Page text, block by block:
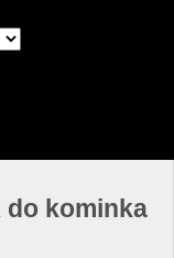
do kominka